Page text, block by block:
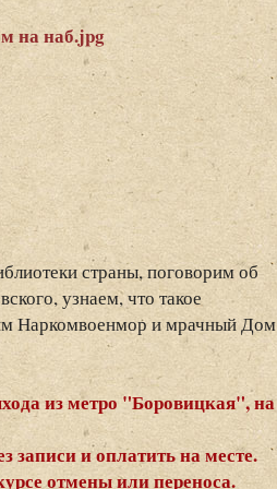
страны, поговорим об
узнаем, что такое
Наркомвоенмор и мрачный Дом
из метро "Боровицкая", на
записи и оплатить на месте.
отмены или переноса.